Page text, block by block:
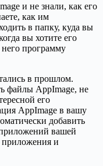
и не знали, как его
как им
в папку, куда вы
вы хотите его
него программу
в прошлом.
файлы AppImage, не
его
AppImage в вашу
добавить
вашей
приложения и